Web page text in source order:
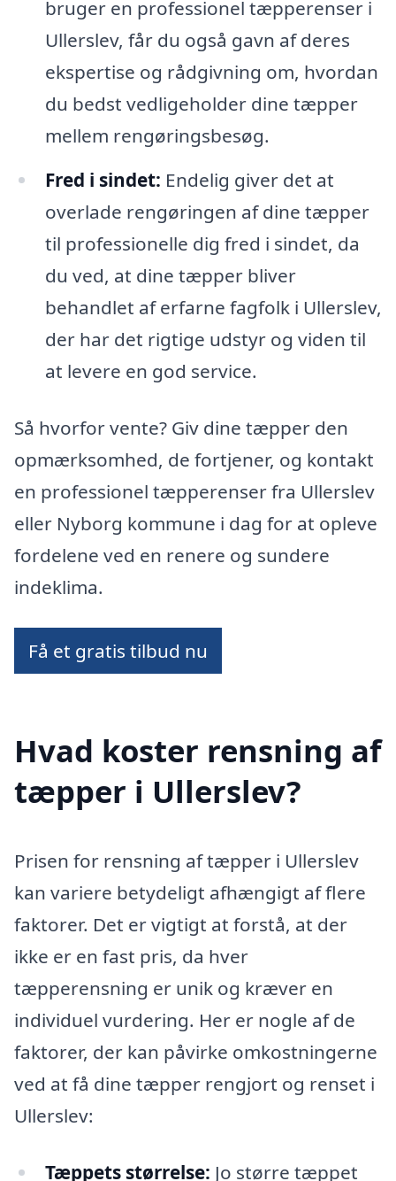
bruger en professionel tæpperenser i
Ullerslev, får du også gavn af deres
ekspertise og rådgivning om, hvordan
du bedst vedligeholder dine tæpper
mellem rengøringsbesøg.
Fred i sindet: Endelig giver det at
overlade rengøringen af dine tæpper
til professionelle dig fred i sindet, da
du ved, at dine tæpper bliver
behandlet af erfarne fagfolk i Ullerslev,
der har det rigtige udstyr og viden til
at levere en god service.
Så hvorfor vente? Giv dine tæpper den
opmærksomhed, de fortjener, og kontakt
en professionel tæpperenser fra Ullerslev
eller Nyborg kommune i dag for at opleve
fordelene ved en renere og sundere
indeklima.
Få et gratis tilbud nu
Hvad koster rensning af
tæpper i Ullerslev?
Prisen for rensning af tæpper i Ullerslev
kan variere betydeligt afhængigt af flere
faktorer. Det er vigtigt at forstå, at der
ikke er en fast pris, da hver
tæpperensning er unik og kræver en
individuel vurdering. Her er nogle af de
faktorer, der kan påvirke omkostningerne
ved at få dine tæpper rengjort og renset i
Ullerslev:
Tæppets størrelse: Jo større tæppet